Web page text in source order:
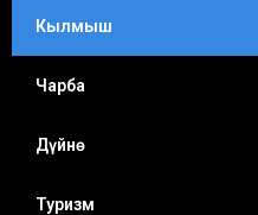
Кылмыш
Чарба
Дүйнө
Туризм